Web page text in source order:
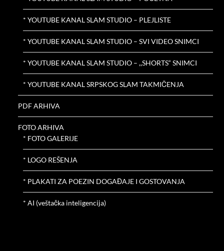
* YOUTUBE KANAL SLAM STUDIO – PLEJLISTE
* YOUTUBE KANAL SLAM STUDIO – SVI VIDEO SNIMCI
* YOUTUBE KANAL SLAM STUDIO – ,,SHORTS“ SNIMCI
* YOUTUBE KANAL SRPSKOG SLAM TAKMIČENJA
PDF ARHIVA
FOTO ARHIVA
* FOTO GALERIJE
* LOGO REŠENJA
* PLAKATI ZA POEZIN DOGAĐAJE I GOSTOVANJA
* AI (veštačka inteligencija)